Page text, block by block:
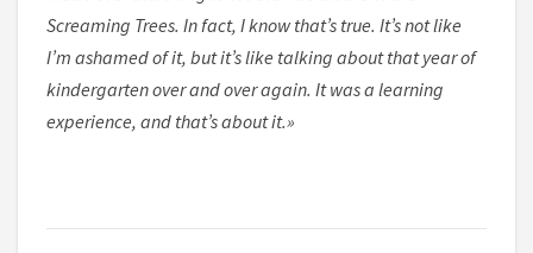
Screaming Trees. In fact, I know that’s true. It’s not like
I’m ashamed of it, but it’s like talking about that year of
kindergarten over and over again. It was a learning
experience, and that’s about it.»